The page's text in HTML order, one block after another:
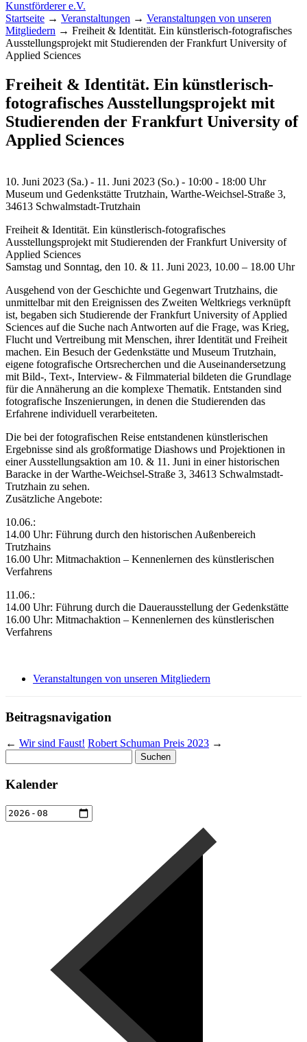
GEDOK KÖLN
Gemeinschaft der Künstlerinnen und
Kunstförderer e.V.
Startseite → Veranstaltungen → Veranstaltungen von unseren
Mitgliedern → Freiheit & Identität. Ein künstlerisch-fotografisches
Ausstellungsprojekt mit Studierenden der Frankfurt University of
Applied Sciences
Freiheit & Identität. Ein künstlerisch-
fotografisches Ausstellungsprojekt mit
Studierenden der Frankfurt University of
Applied Sciences
10. Juni 2023 (Sa.) - 11. Juni 2023 (So.) - 10:00 - 18:00 Uhr
Museum und Gedenkstätte Trutzhain, Warthe-Weichsel-Straße 3,
34613 Schwalmstadt-Trutzhain
Freiheit & Identität. Ein künstlerisch-fotografisches
Ausstellungsprojekt mit Studierenden der Frankfurt University of
Applied Sciences
Samstag und Sonntag, den 10. & 11. Juni 2023, 10.00 – 18.00 Uhr
Ausgehend von der Geschichte und Gegenwart Trutzhains, die
unmittelbar mit den Ereignissen des Zweiten Weltkriegs verknüpft
ist, begaben sich Studierende der Frankfurt University of Applied
Sciences auf die Suche nach Antworten auf die Frage, was Krieg,
Flucht und Vertreibung mit Menschen, ihrer Identität und Freiheit
machen. Ein Besuch der Gedenkstätte und Museum Trutzhain,
eigene fotografische Ortsrecherchen und die Auseinandersetzung
mit Bild-, Text-, Interview- & Filmmaterial bildeten die Grundlage
für die Annäherung an die komplexe Thematik. Entstanden sind
fotografische Inszenierungen, in denen die Studierenden das
Erfahrene individuell verarbeiteten.
Die bei der fotografischen Reise entstandenen künstlerischen
Ergebnisse sind als großformatige Diashows und Projektionen in
einer Ausstellungsaktion am 10. & 11. Juni in einer historischen
Baracke in der Warthe-Weichsel-Straße 3, 34613 Schwalmstadt-
Trutzhain zu sehen.
Zusätzliche Angebote:
10.06.:
14.00 Uhr: Führung durch den historischen Außenbereich
Trutzhains
16.00 Uhr: Mitmachaktion – Kennenlernen des künstlerischen
Verfahrens
11.06.:
14.00 Uhr: Führung durch die Dauerausstellung der Gedenkstätte
16.00 Uhr: Mitmachaktion – Kennenlernen des künstlerischen
Verfahrens
Veranstaltungen von unseren Mitgliedern
Beitragsnavigation
← Wir sind Faust! Robert Schuman Preis 2023 →
nach:
Kalender